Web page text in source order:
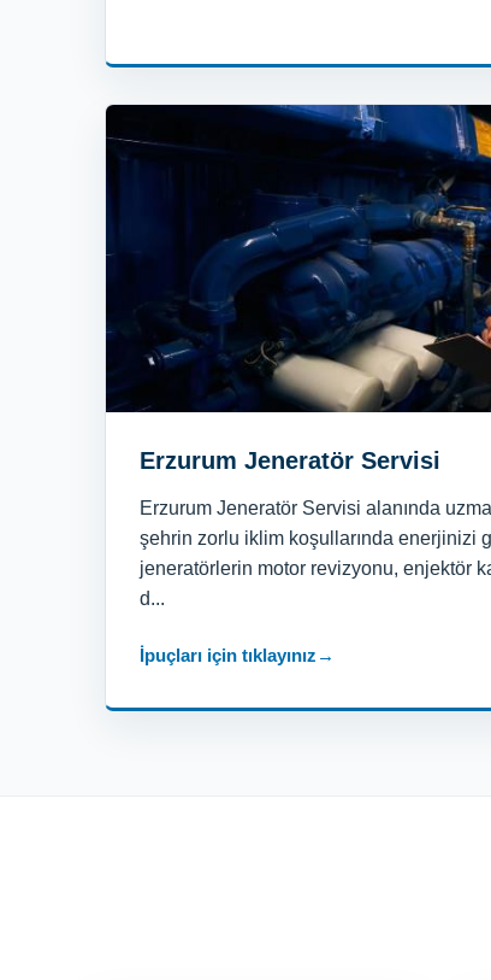
Erzurum Jeneratör Servisi
Erzurum Jeneratör Servisi alanında
şehrin zorlu iklim koşullarında enerjinizi
jeneratörlerin motor revizyonu, enjektör
d...
İpuçları için tıklayınız →